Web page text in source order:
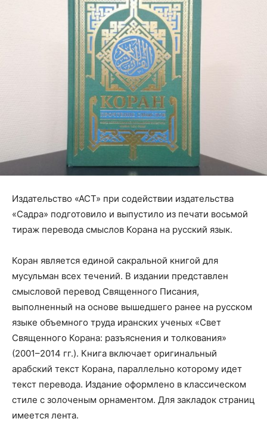
Издательство «АСТ» при содействии издательства
«Садра» подготовило и выпустило из печати восьмой
тираж перевода смыслов Корана на русский язык.
Коран является единой сакральной книгой для
мусульман всех течений. В издании представлен
смысловой перевод Священного Писания,
выполненный на основе вышедшего ранее на русском
языке объемного труда иранских ученых «Свет
Священного Корана: разъяснения и толкования»
(2001–2014 гг.). Книга включает оригинальный
арабский текст Корана, параллельно которому идет
текст перевода. Издание оформлено в классическом
стиле с золоченым орнаментом. Для закладок страниц
имеется лента.